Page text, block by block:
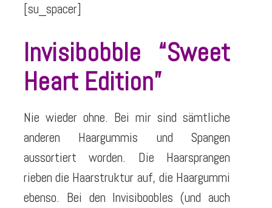
[su_spacer]
Invisibobble “Sweet
Heart Edition”
Nie wieder ohne. Bei mir sind sämtliche
anderen Haargummis und Spangen
aussortiert worden. Die Haarsprangen
rieben die Haarstruktur auf, die Haargummi
ebenso. Bei den Invisiboobles (und auch